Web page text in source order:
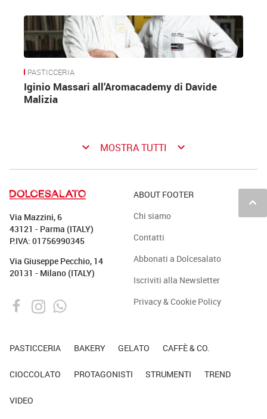
PASTICCERIA
Iginio Massari all’Aromacademy di Davide
Malizia
keyboard_arrow_down MOSTRA TUTTI keyboard_arrow_down
keyboard_arrow_up
Via Mazzini, 6
43121 - Parma (ITALY)
P.IVA: 01756990345
Via Giuseppe Pecchio, 14
20131 - Milano (ITALY)
ABOUT FOOTER
Chi siamo
Contatti
Abbonati a Dolcesalato
Iscriviti alla Newsletter
Privacy & Cookie Policy
PASTICCERIA BAKERY GELATO CAFFÈ & CO.
CIOCCOLATO PROTAGONISTI STRUMENTI TREND
VIDEO